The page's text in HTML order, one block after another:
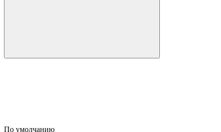
По умолчанию